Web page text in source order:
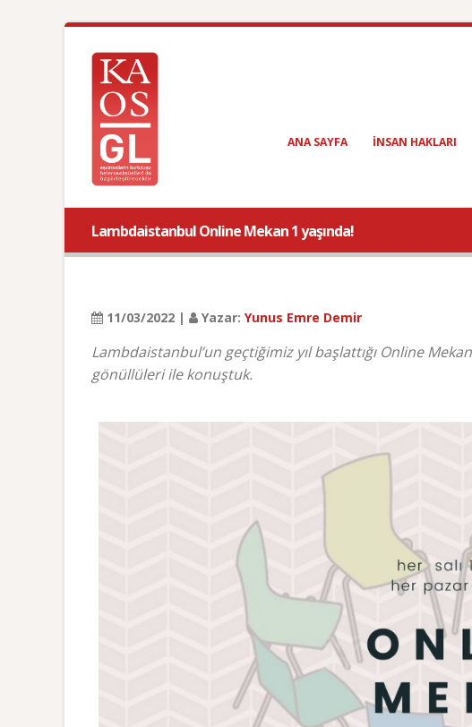
ANA SAYFA INSAN HAKLARI
Lambdaistanbul Online Mekan 1 yaşında!
11/03/2022 | Yazar: Yunus Emre Demir
Lambdaistanbul’un geçtiğimiz yıl başlattığı Online
gönüllüleri ile konuştuk.